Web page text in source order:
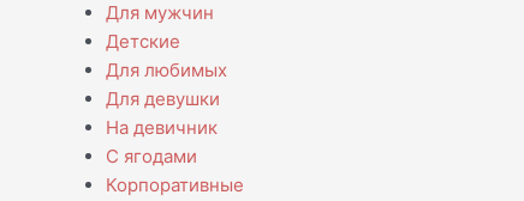
Для мужчин
Детские
Для любимых
Для девушки
На девичник
С ягодами
Корпоративные